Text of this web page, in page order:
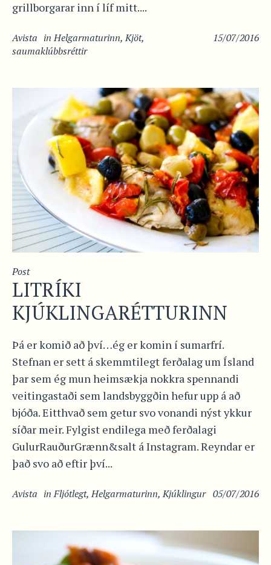
grillborgarar inn í líf mitt....
15/07/2016
Avista inHelgarmaturinn,Kjöt,
saumaklúbbsréttir
Post
LITRÍKI
KJÚKLINGARÉTTURINN
Þá er komið að því…ég er komin í sumarfrí.
Stefnan er sett á skemmtilegt ferðalag um Ísland
þar sem ég mun heimsækja nokkra spennandi
veitingastaði sem landsbyggðin hefur upp á að
bjóða. Eitthvað sem getur svo vonandi nýst ykkur
síðar meir. Fylgist endilega með ferðalagi
GulurRauðurGrænn&salt á Instagram. Reyndar er
það svo að eftir því...
05/07/2016
Avista inFljótlegt,Helgarmaturinn,Kjúklingur